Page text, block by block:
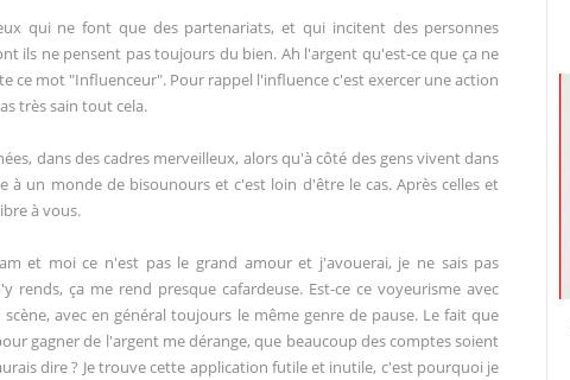
qui ne font que des partenariats, et qui incitent des personnes
ils ne pensent pas toujours du bien. Ah l'argent qu'est-ce que ça ne
ce mot "Influenceur". Pour rappel l'influence c'est exercer une action
très sain tout cela.
dans des cadres merveilleux, alors qu'à côté des gens vivent dans
à un monde de bisounours et c'est loin d'être le cas. Après celles et
à vous.
et moi ce n'est pas le grand amour et j'avouerai, je ne sais pas
rends, ça me rend presque cafardeuse. Est-ce ce voyeurisme avec
avec en général toujours le même genre de pause. Le fait que
gagner de l'argent me dérange, que beaucoup des comptes soient
dire ? Je trouve cette application futile et inutile, c'est pourquoi je